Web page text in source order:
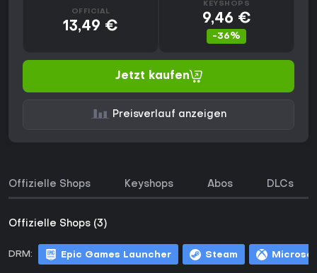
OFFICIAL
13,49 €
KEYSHOPS
9,46 €
-36%
Jetzt kaufen
Preisverlauf anzeigen
Offizielle Shops Keyshops Abos DLCs
Offizielle Shops (3)
DRM: Epic Games Launcher Steam